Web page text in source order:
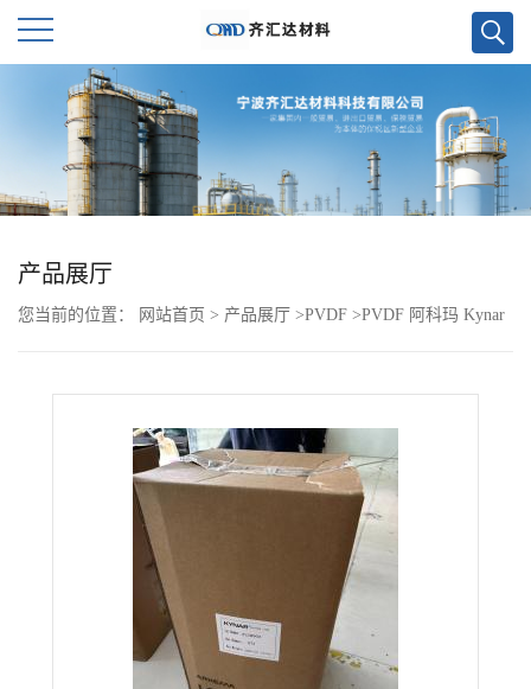
首
页
公
产品展厅
您当前的位置： 网站首页 > 产品展厅 >PVDF >PVDF 阿科玛 Kynar